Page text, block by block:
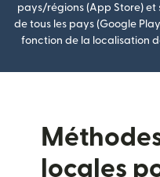
pays/régions (App Store) et
de tous les pays (Google
fonction de la localisation
locales